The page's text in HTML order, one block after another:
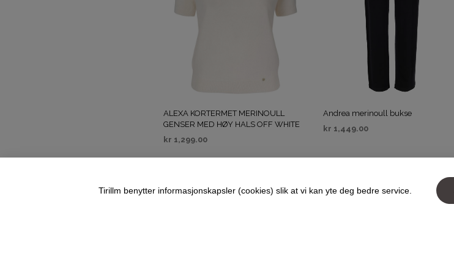
ALEXA KORTERMET MERINOULL
GENSER MED HØY HALS OFF WHITE
kr 1,299.00
VELG ALTERNATIV
Andrea merinoull bukse
kr 1,449.00
Tirillm benytter informasjonskapsler (cookies) slik at vi kan yte deg bedre service.